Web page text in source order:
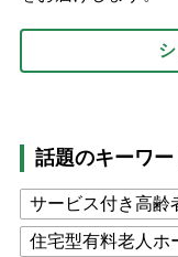
話題のキーワー
サービス付き高齢
住宅型有料老人ホ